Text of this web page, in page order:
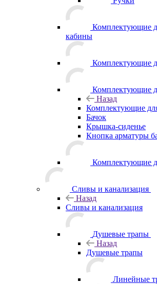
Комплектующие
кабины
Комплектующие
Комплектующие
Назад
Комплектующие
Бачок
Крышка-сиденье
Кнопка арматуры
Комплектующие
Сливы и канализация
Назад
Сливы и канализация
Душевые трапы
Назад
Душевые трапы
Линейные